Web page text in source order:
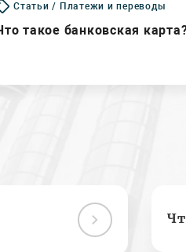
Статьи / Платежи и переводы
такое банковская